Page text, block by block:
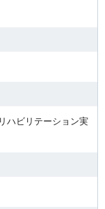
ハビリテーション実